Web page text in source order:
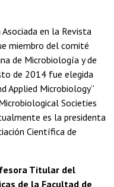
en la Revista
miembro del comité
de Microbiología y de
de 2014 fue elegida
Applied Microbiology”
Societies
es la presidenta
Científica de
Titular del
de la Facultad de